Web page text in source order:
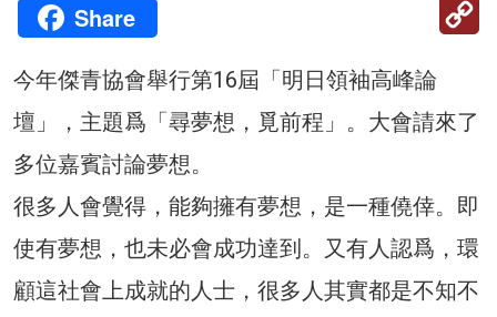
Share
今年傑青協會舉行第16屆「明日領袖高峰論
壇」，主題爲「尋夢想，覓前程」。大會請來了
多位嘉賓討論夢想。
很多人會覺得，能夠擁有夢想，是一種僥倖。即
使有夢想，也未必會成功達到。又有人認爲，環
顧這社會上成就的人士，很多人其實都是不知不